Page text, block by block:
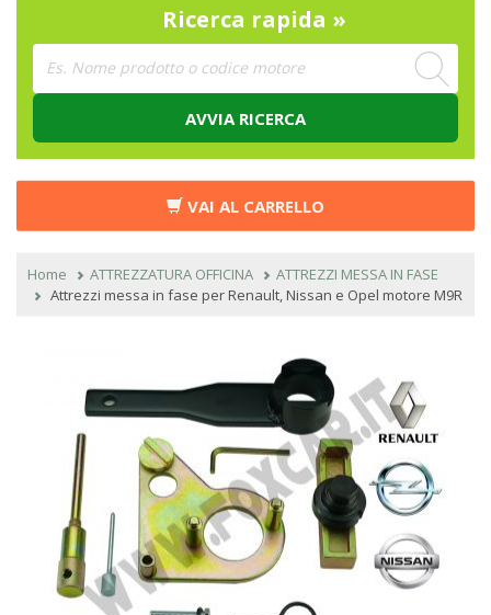
Ricerca rapida »
AVVIA RICERCA
VAI AL CARRELLO
Home ATTREZZATURA OFFICINA
ATTREZZI MESSA IN FASE
Attrezzi messa in fase per Renault, Nissan e Opel motore M9R